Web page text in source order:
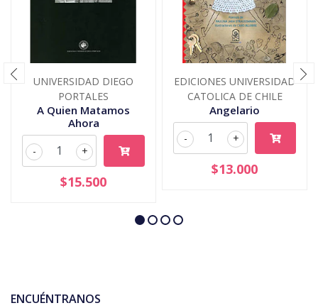
UNIVERSIDAD DIEGO
PORTALES
A Quien Matamos
Ahora
+
-
$15.500
EDICIONES UNIVERSIDAD
CATOLICA DE CHILE
Angelario
+
-
$13.000
ENCUÉNTRANOS